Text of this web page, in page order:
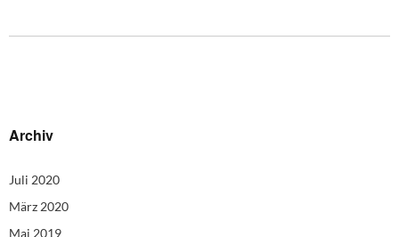
Archiv
Juli 2020
März 2020
Mai 2019